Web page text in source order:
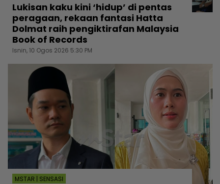
Lukisan kaku kini ‘hidup’ di pentas
peragaan, rekaan fantasi Hatta
Dolmat raih pengiktirafan Malaysia
Book of Records
Isnin, 10 Ogos 2026 5:30 PM
MSTAR | SENSASI